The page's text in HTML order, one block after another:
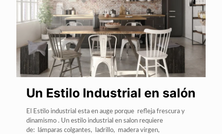
Un Estilo Industrial en salón
El Estilo industrial esta en auge porque refleja frescura y
dinamismo . Un estilo industrial en salon requiere
de: lámparas colgantes, ladrillo, madera virgen,